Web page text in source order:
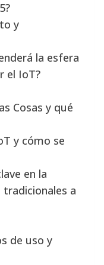
y
la esfera
el IoT?
Cosas y qué
y cómo se
en la
a
de uso y